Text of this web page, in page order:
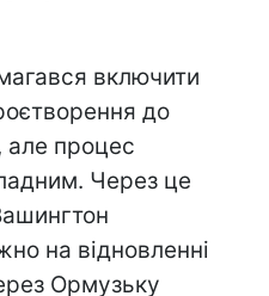
включити
до
але процес
Через це
на відновленні
Ормузьку